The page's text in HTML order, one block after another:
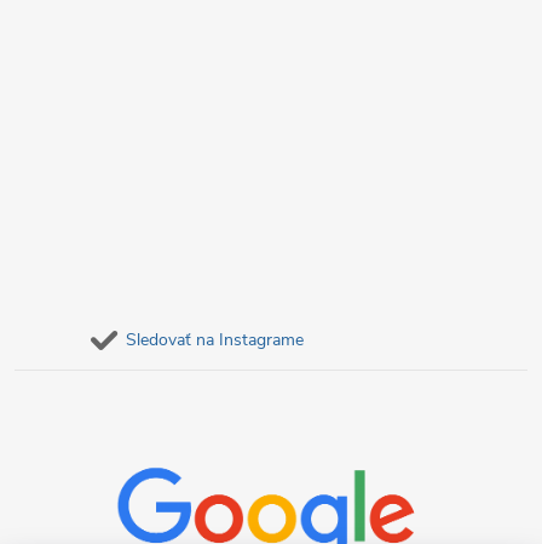
Sledovať na Instagrame